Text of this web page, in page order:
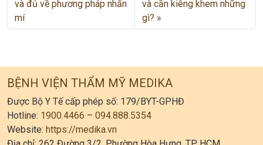
và đủ về phương pháp nhấn
mí
và cần kiêng khem những
gì?
BỆNH VIỆN THẨM MỸ MEDIKA
Được Bộ Y Tế cấp phép số: 179/BYT-GPHĐ
Hotline: 1900.4466 – 094.888.5354
Website: https://medika.vn